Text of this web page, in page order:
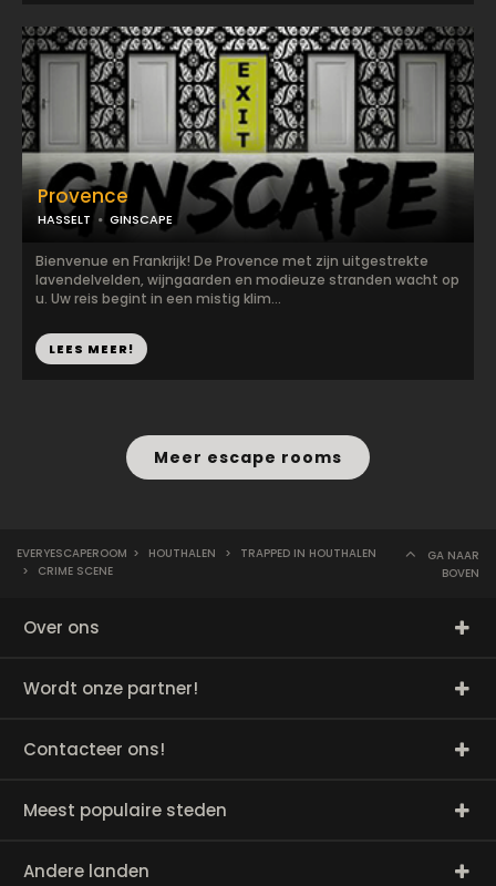
Provence
HASSELT GINSCAPE
Bienvenue en Frankrijk! De Provence met zijn uitgestrekte
lavendelvelden, wijngaarden en modieuze stranden wacht op
u. Uw reis begint in een mistig klim...
LEES MEER!
Meer escape rooms
EVERYESCAPEROOM > HOUTHALEN >
TRAPPED IN HOUTHALEN
>
CRIME SCENE
GA NAAR
BOVEN
Over ons
Wordt onze partner!
Contacteer ons!
Meest populaire steden
Andere landen